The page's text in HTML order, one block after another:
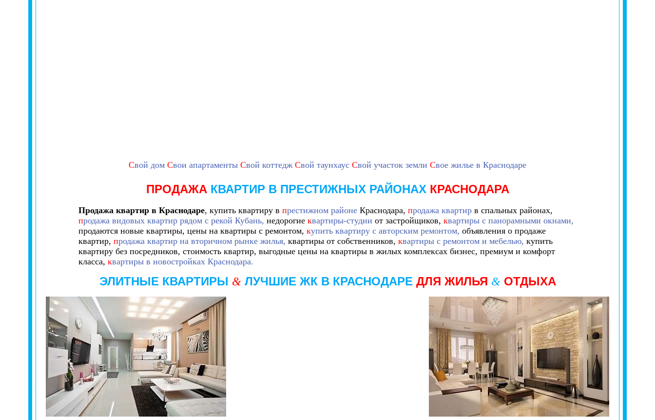
Свой дом Свои апартаменты Свой коттедж Свой таунхаус Свой участок земли Свое жилье в Краснодаре
ПРОДАЖАКВАРТИР В ПРЕСТИЖНЫХ РАЙОНАХ КРАСНОДАРА
Продажа квартир в Краснодаре, купить квартиру в престижном районе Краснодара, продажа квартир в спальных районах,
продажа видовых квартир рядом с рекой Кубань, недорогие квартиры-студии от застройщиков, квартиры с панорамными окнами,
продаются новые квартиры, цены на квартиры с ремонтом, купить квартиру с авторским ремонтом, объявления о продаже
квартир, продажа квартир на вторичном рынке жилья, квартиры от собственников, квартиры с ремонтом и мебелью, купить
квартиру без посредников, стоимость квартир, выгодные цены на квартиры в жилых комплексах бизнес, премиум и комфорт
класса, квартиры в новостройках Краснодара.
ЭЛИТНЫЕ КВАРТИРЫ &ЛУЧШИЕ ЖК В КРАСНОДАРЕ ДЛЯ ЖИЛЬЯ &ОТДЫХА